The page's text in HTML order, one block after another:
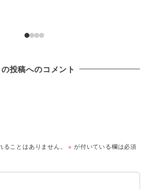
の投稿へのコメント
ことはありません。 ※ が付いている欄は必須